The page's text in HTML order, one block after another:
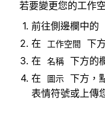
若要變更您的工作
前往側邊欄中的
在
工作空間 下
在
名稱 下方的
在
圖示 下方，
表情符號或上傳